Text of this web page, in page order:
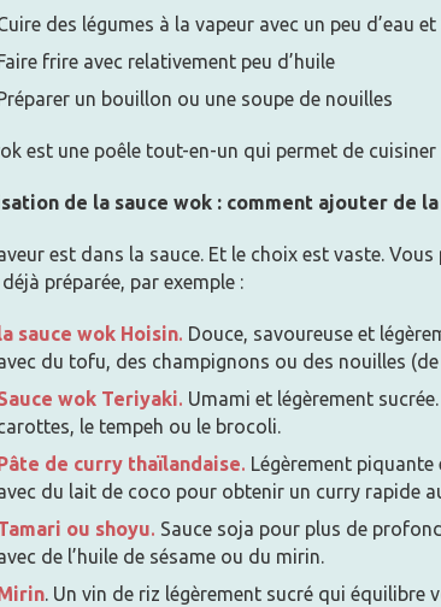
des légumes à la vapeur avec un peu d’eau
frire avec relativement peu d’huile
un bouillon ou une soupe de nouilles
est une poêle tout-en-un qui permet de
de la sauce wok : comment ajouter de
est dans la sauce. Et le choix est vaste.
préparée, par exemple :
sauce wok Hoisin. Douce, savoureuse et
du tofu, des champignons ou des nouilles (de
wok Teriyaki. Umami et légèrement
le tempeh ou le brocoli.
de curry thaïlandaise. Légèrement piquante
du lait de coco pour obtenir un curry rapide
ou shoyu. Sauce soja pour plus de
de l’huile de sésame ou du mirin.
. Un vin de riz légèrement sucré qui équilibre